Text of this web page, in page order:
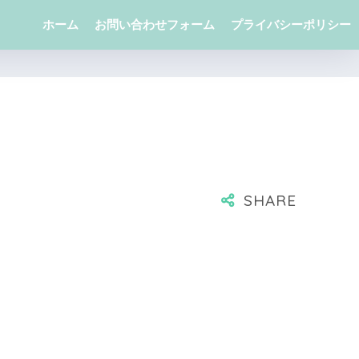
ホーム お問い合わせフォーム プライバシーポリシー